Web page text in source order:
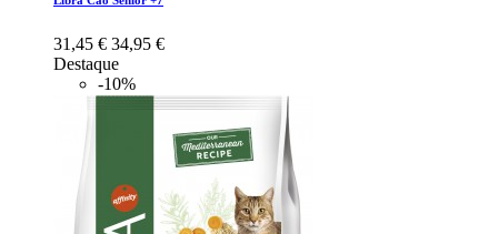
31,45 € 34,95 €
Destaque
-10%